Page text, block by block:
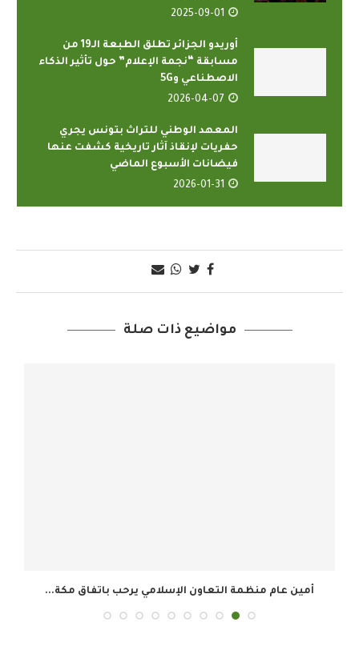
2025-09-01
أوريدو الجزائر تطلق الطبعة الـ19 من
مسابقة “نجمة الإعلام” حول تأثير الذكاء
الاصطناعي و5G
2026-04-07
المعهد الوطني للتراث بتونس يجري
حفريات لإنقاذ آثار تاريخية كشفت عنها
فيضانات الأسبوع الماضي
2026-01-31
مواضيع ذات صلة
أمين عام منظمة التعاون الإسلامي يرحب باتفاق مكة...